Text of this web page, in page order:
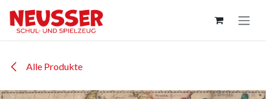
Alle Produkte